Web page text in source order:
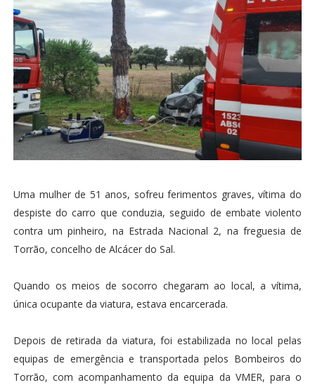
Uma mulher de 51 anos, sofreu ferimentos graves, vítima do
despiste do carro que conduzia, seguido de embate violento
contra um pinheiro, na Estrada Nacional 2, na freguesia de
Torrão, concelho de Alcácer do Sal.
Quando os meios de socorro chegaram ao local, a vítima,
única ocupante da viatura, estava encarcerada.
Depois de retirada da viatura, foi estabilizada no local pelas
equipas de emergência e transportada pelos Bombeiros do
Torrão, com acompanhamento da equipa da VMER, para o